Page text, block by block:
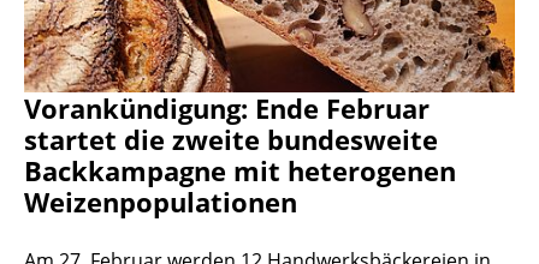
Vorankündigung: Ende Februar
startet die zweite bundesweite
Backkampagne mit heterogenen
Weizenpopulationen